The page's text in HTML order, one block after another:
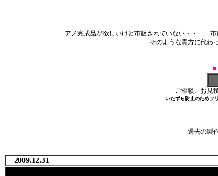
アノ完成品が欲しいけど市販されていない・・
そのような貴方に代わ
ご相談、お見
いたずら防止のためフ
過去の製
2009.12.31